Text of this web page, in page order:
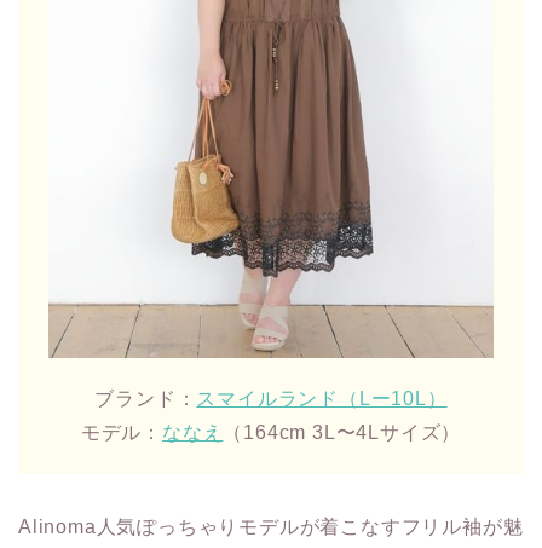
ブランド： スマイルランド（Lー10L）
モデル： ななえ （164cm 3L〜4Lサイズ）
Alinoma人気ぽっちゃりモデルが着こなすフリル袖が魅